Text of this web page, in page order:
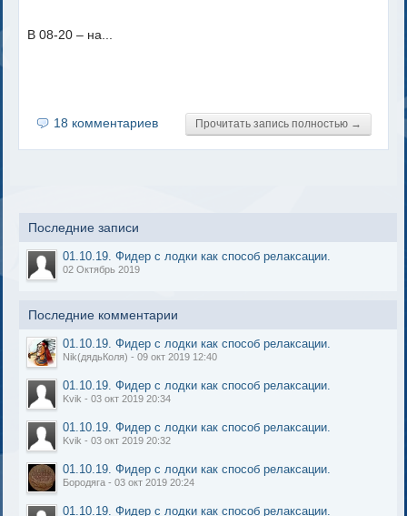
В 08-20 – на...
Прочитать запись полностью →
18 комментариев
Последние записи
01.10.19. Фидер с лодки как способ релаксации.
02 Октябрь 2019
Последние комментарии
01.10.19. Фидер с лодки как способ релаксации.
Nik(дядьКоля) - 09 окт 2019 12:40
01.10.19. Фидер с лодки как способ релаксации.
Kvik - 03 окт 2019 20:34
01.10.19. Фидер с лодки как способ релаксации.
Kvik - 03 окт 2019 20:32
01.10.19. Фидер с лодки как способ релаксации.
Бородяга - 03 окт 2019 20:24
01.10.19. Фидер с лодки как способ релаксации.